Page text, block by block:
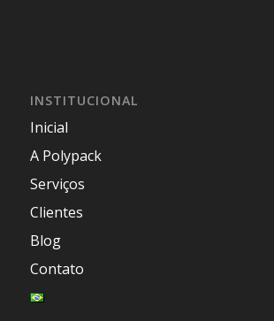
INSTITUCIONAL
Inicial
A Polypack
Serviços
Clientes
Blog
Contato